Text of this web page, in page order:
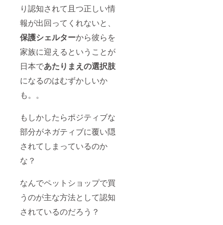
り認知されて且つ正しい情
報が出回ってくれないと、
保護シェルターから彼らを
家族に迎えるということが
日本であたりまえの選択肢
になるのはむずかしいか
も。。
もしかしたらポジティブな
部分がネガティブに覆い隠
されてしまっているのか
な？
なんでペットショップで買
うのが主な方法として認知
されているのだろう？